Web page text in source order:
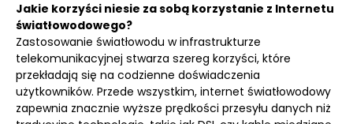
Jakie korzyści niesie za sobą korzystanie z Internetu
światłowodowego?
Zastosowanie światłowodu w infrastrukturze
telekomunikacyjnej stwarza szereg korzyści, które
przekładają się na codzienne doświadczenia
użytkowników. Przede wszystkim, internet światłowodowy
zapewnia znacznie wyższe prędkości przesyłu danych niż